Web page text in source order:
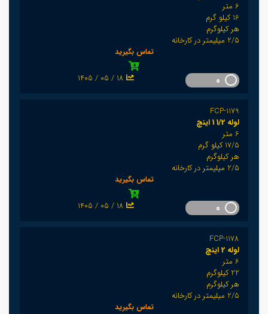
6 متر
16 کیلو گرم
هر کیلوگرم
2/5 میلیمتر در کارخانه
تماس بگیرید
1405 / 05 / 18
FCP-1179
لوله 1/2 1 اینچ
6 متر
17/5 کیلو گرم
هر کیلوگرم
2/5 میلیمتر در کارخانه
تماس بگیرید
1405 / 05 / 18
FCP-1178
لوله 2 اینچ
6 متر
22 کیلوگرم
هر کیلوگرم
2/5 میلیمتر در کارخانه
تماس بگیرید